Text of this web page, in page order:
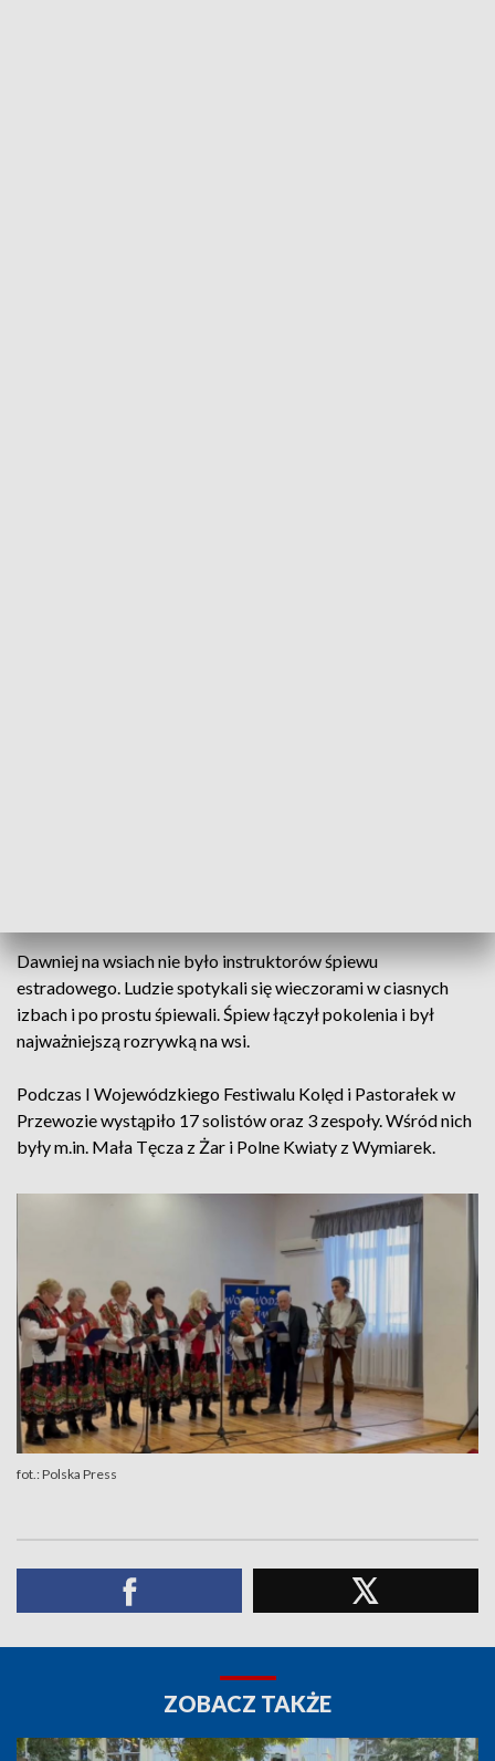
Dawniej na wsiach nie było instruktorów śpiewu
estradowego. Ludzie spotykali się wieczorami w ciasnych
izbach i po prostu śpiewali. Śpiew łączył pokolenia i był
najważniejszą rozrywką na wsi.
Podczas I Wojewódzkiego Festiwalu Kolęd i Pastorałek w
Przewozie wystąpiło 17 solistów oraz 3 zespoły. Wśród nich
były m.in. Mała Tęcza z Żar i Polne Kwiaty z Wymiarek.
fot.: Polska Press
ZOBACZ TAKŻE